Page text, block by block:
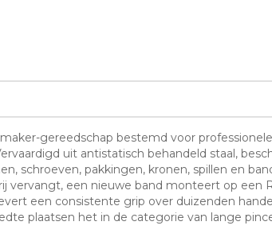
gereedschap bestemd voor
uit antistatisch behandeld staal,
schroeven, pakkingen, kronen, spillen en
een nieuwe band monteert op een
een consistente grip over duizenden
plaatsen het in de categorie van lange